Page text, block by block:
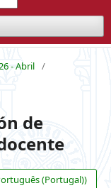
- Abril /
de
(Portugal))